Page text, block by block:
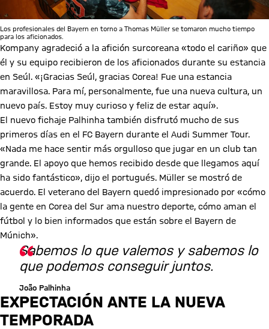
Los profesionales del Bayern en torno a Thomas Müller se tomaron mucho tiempo
para los aficionados.
Kompany agradeció a la afición surcoreana «todo el cariño» que
él y su equipo recibieron de los aficionados durante su estancia
en Seúl. «¡Gracias Seúl, gracias Corea! Fue una estancia
maravillosa. Para mí, personalmente, fue una nueva cultura, un
nuevo país. Estoy muy curioso y feliz de estar aquí».
El nuevo fichaje Palhinha también disfrutó mucho de sus
primeros días en el FC Bayern durante el Audi Summer Tour.
«Nada me hace sentir más orgulloso que jugar en un club tan
grande. El apoyo que hemos recibido desde que llegamos aquí
ha sido fantástico», dijo el portugués. Müller se mostró de
acuerdo. El veterano del Bayern quedó impresionado por «cómo
la gente en Corea del Sur ama nuestro deporte, cómo aman el
fútbol y lo bien informados que están sobre el Bayern de
Múnich».
Sabemos lo que valemos y sabemos lo
que podemos conseguir juntos.
João Palhinha
EXPECTACIÓN ANTE LA NUEVA
TEMPORADA